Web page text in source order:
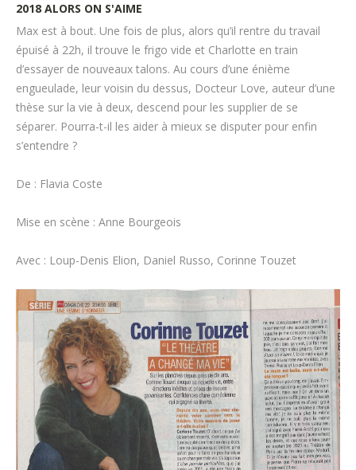
2018 ALORS ON S'AIME
Max est à bout. Une fois de plus, alors qu’il rentre du travail
épuisé à 22h, il trouve le frigo vide et Charlotte en train
d’essayer de nouveaux talons. Au cours d’une énième
engueulade, leur voisin du dessus, Docteur Love, auteur d’une
thèse sur la vie à deux, descend pour les supplier de se
séparer. Pourra-t-il les aider à mieux se disputer pour enfin
s’entendre ?
De : Flavia Coste
Mise en scène : Anne Bourgeois
Avec : Loup-Denis Elion, Daniel Russo, Corinne Touzet